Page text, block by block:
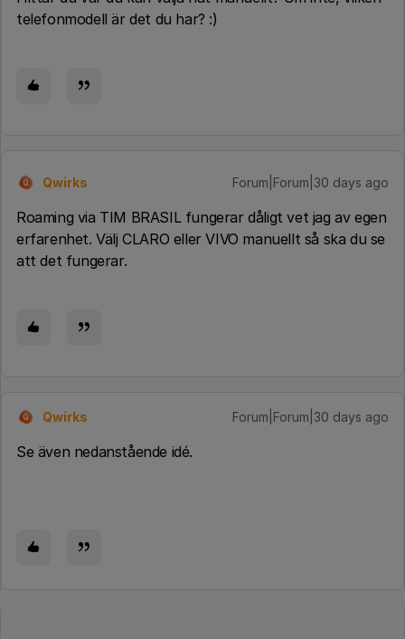
telefonmodell är det du har? :)
Q Qwirks Forum|Forum|30 days ago
Roaming via TIM BRASIL fungerar dåligt vet jag av egen
erfarenhet. Välj CLARO eller VIVO manuellt så ska du se
att det fungerar.
Q Qwirks Forum|Forum|30 days ago
Se även nedanstående idé.